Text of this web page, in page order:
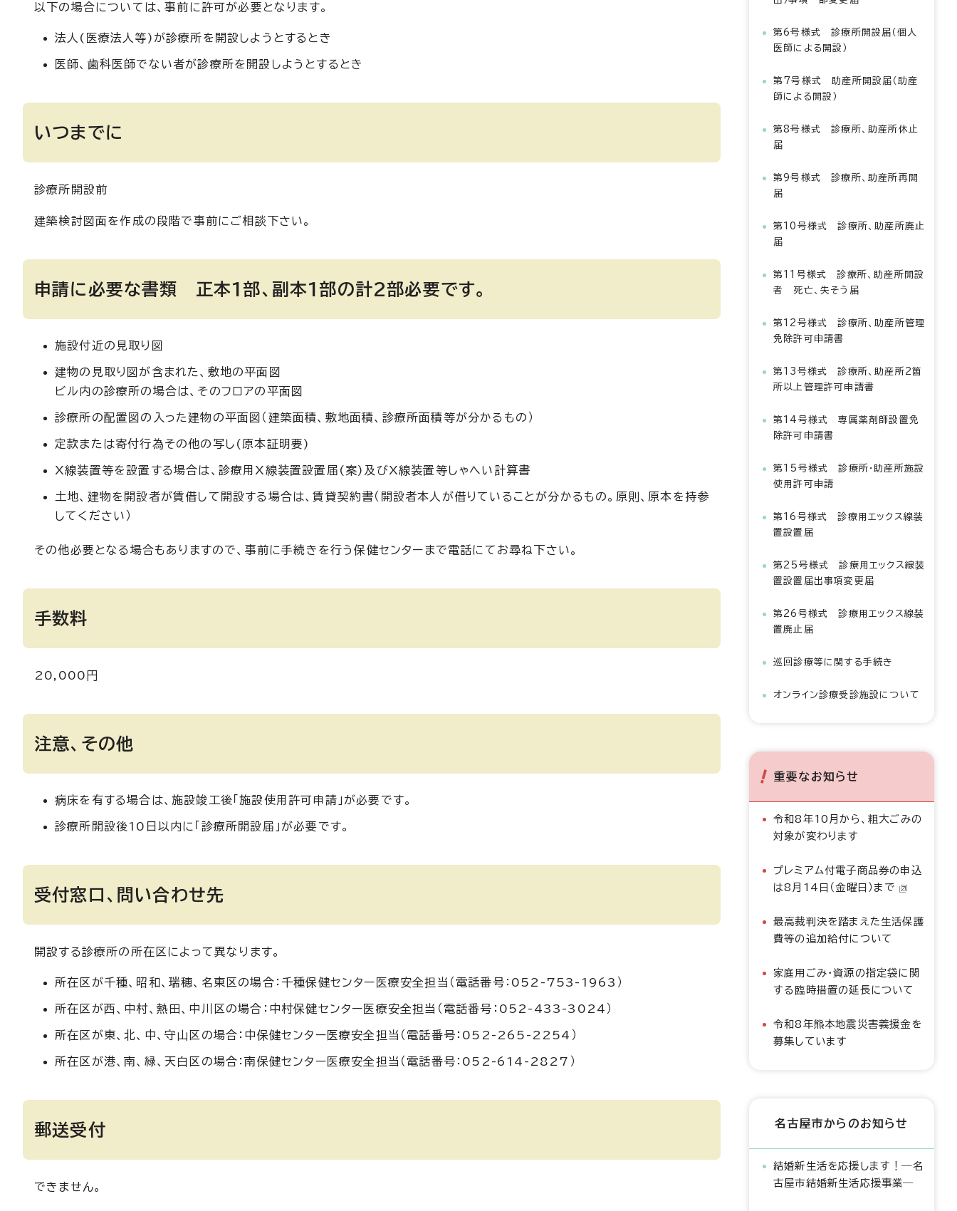
以下の場合については、事前に許可が必要となります。
法人(医療法人等)が診療所を開設しようとするとき
医師、歯科医師でない者が診療所を開設しようとするとき
いつまでに
診療所開設前
建築検討図面を作成の段階で事前にご相談下さい。
申請に必要な書類 正本1部、副本1部の計2部必要です。
施設付近の見取り図
建物の見取り図が含まれた、敷地の平面図
ビル内の診療所の場合は、そのフロアの平面図
診療所の配置図の入った建物の平面図（建築面積、敷地面積、診療所面積等が分かるもの）
定款または寄付行為その他の写し(原本証明要)
X線装置等を設置する場合は、診療用X線装置設置届(案)及びX線装置等しゃへい計算書
土地、建物を開設者が賃借して開設する場合は、賃貸契約書（開設者本人が借りていることが分かるもの。原則、原本を持参
してください）
その他必要となる場合もありますので、事前に手続きを行う保健センターまで電話にてお尋ね下さい。
手数料
20,000円
注意、その他
病床を有する場合は、施設竣工後「施設使用許可申請」が必要です。
診療所開設後10日以内に「診療所開設届」が必要です。
受付窓口、問い合わせ先
開設する診療所の所在区によって異なります。
所在区が千種、昭和、瑞穂、名東区の場合：千種保健センター医療安全担当（電話番号：052-753-1963）
所在区が西、中村、熱田、中川区の場合：中村保健センター医療安全担当（電話番号：052-433-3024）
所在区が東、北、中、守山区の場合：中保健センター医療安全担当（電話番号：052-265-2254）
所在区が港、南、緑、天白区の場合：南保健センター医療安全担当（電話番号：052-614-2827）
郵送受付
できません。
第6号様式 診療所開設届（個人
医師による開設）
第7号様式 助産所開設届（助産
師による開設）
第8号様式 診療所、助産所休止
届
第9号様式 診療所、助産所再開
届
第10号様式 診療所、助産所廃止
届
第11号様式 診療所、助産所開設
者 死亡、失そう届
第12号様式 診療所、助産所管理
免除許可申請書
第13号様式 診療所、助産所2箇
所以上管理許可申請書
第14号様式 専属薬剤師設置免
除許可申請書
第15号様式 診療所・助産所施設
使用許可申請
第16号様式 診療用エックス線装
置設置届
第25号様式 診療用エックス線装
置設置届出事項変更届
第26号様式 診療用エックス線装
置廃止届
巡回診療等に関する手続き
オンライン診療受診施設について
重要なお知らせ
令和8年10月から、粗大ごみの
対象が変わります
プレミアム付電子商品券の申込
は8月14日（金曜日）まで
最高裁判決を踏まえた生活保護
費等の追加給付について
家庭用ごみ・資源の指定袋に関
する臨時措置の延長について
令和8年熊本地震災害義援金を
募集しています
名古屋市からのお知らせ
結婚新生活を応援します！―名
古屋市結婚新生活応援事業―